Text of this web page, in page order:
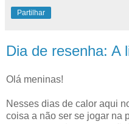
Partilhar
Dia de resenha: A
Olá meninas!
Nesses dias de calor aqui
coisa a não ser se jogar na